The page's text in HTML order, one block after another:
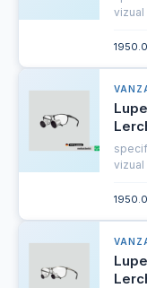
vizual
vizual